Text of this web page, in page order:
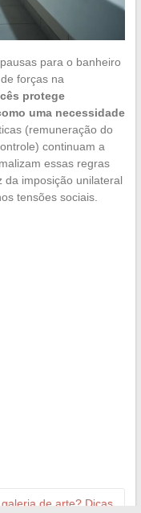
para o banheiro
forças na
protege
uma necessidade
(remuneração do
continuam a
essas regras
da imposição unilateral
tensões sociais.
de arte? Dicas